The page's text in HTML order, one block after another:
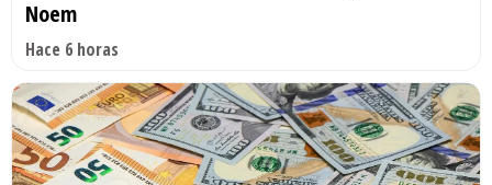
Noem
Hace 6 horas